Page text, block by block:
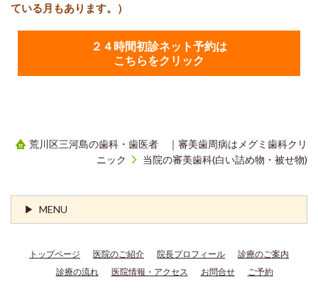
ている月もあります。）
２４時間初診ネット予約は
こちらをクリック
荒川区三河島の歯科・歯医者 ｜審美歯周病はメグミ歯科クリ
ニック
当院の審美歯科(白い詰め物・被せ物)
MENU
トップページ 医院のご紹介 院長プロフィール
診療のご案内
診療の流れ
医院情報・アクセス お問合せ ご予約